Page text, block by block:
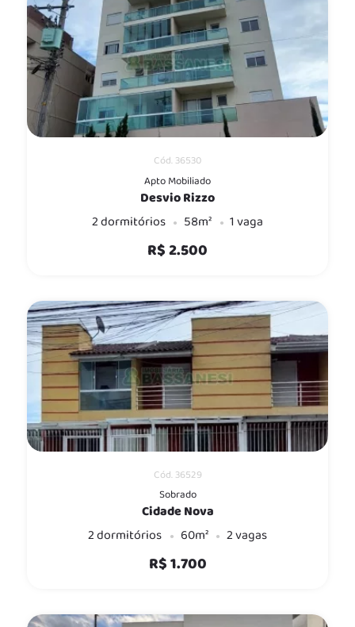
Cód. 36530
Apto Mobiliado
Desvio Rizzo
2 dormitórios
58m² 1 vaga
R$ 2.500
Cód. 36529
Sobrado
Cidade Nova
2 dormitórios
60m² 2 vagas
R$ 1.700